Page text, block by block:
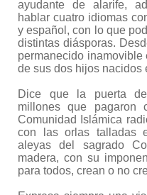
ayudante de alarife,
hablar cuatro idiomas
y español, con lo que
distintas diásporas.
permanecido
de sus dos hijos nacidos
Dice que la puerta
millones que pagaron
Comunidad Islámica
con las orlas talladas
aleyas del sagrado
madera, con su
para todos, crean o no